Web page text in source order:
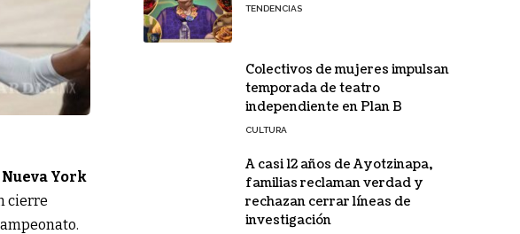
York
cierre
TENDENCIAS
Colectivos de mujeres impulsan
temporada de teatro
independiente en Plan B
CULTURA
A casi 12 años de Ayotzinapa,
familias reclaman verdad y
rechazan cerrar líneas de
investigación